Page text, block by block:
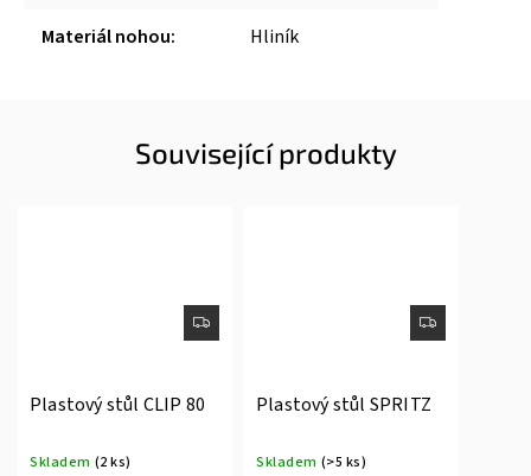
Materiál nohou: Hliník
Související produkty
Plastový stůl CLIP 80
Skladem (2 ks)
Plastový stůl SPRITZ
Skladem (>5 ks)